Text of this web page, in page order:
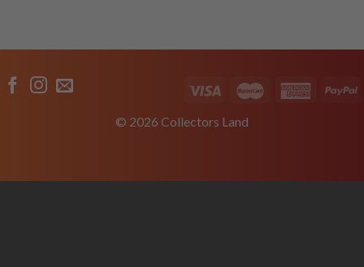
© 2026 Collectors Land